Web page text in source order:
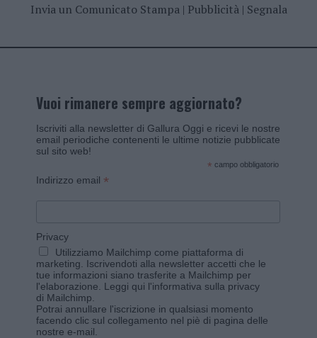
Invia un Comunicato Stampa| Pubblicità| Segnala
Vuoi rimanere sempre aggiornato?
Iscriviti alla newsletter di Gallura Oggi e ricevi le nostre
email periodiche contenenti le ultime notizie pubblicate
sul sito web!
* campo obbligatorio
Indirizzo email *
Privacy
Utilizziamo Mailchimp come piattaforma di
marketing. Iscrivendoti alla newsletter accetti che le
tue informazioni siano trasferite a Mailchimp per
l'elaborazione. Leggi qui l'informativa sulla privacy
di Mailchimp
Potrai annullare l'iscrizione in qualsiasi momento
facendo clic sul collegamento nel piè di pagina delle
nostre e-mail.